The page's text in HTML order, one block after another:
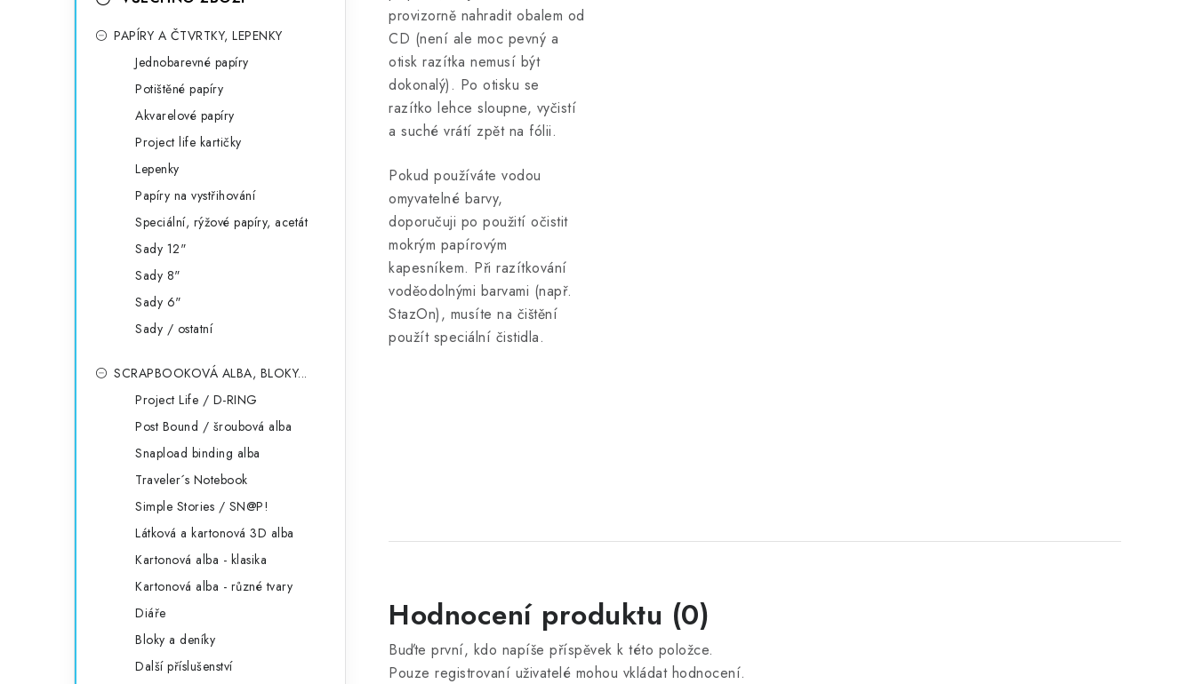
PAPÍRY A ČTVRTKY, LEPENKY
Jednobarevné papíry
Potištěné papíry
Akvarelové papíry
Project life kartičky
Lepenky
Papíry na vystřihování
Speciální, rýžové papíry, acetát
Sady 12"
Sady 8"
Sady 6"
Sady / ostatní
SCRAPBOOKOVÁ ALBA, BLOKY...
Project Life / D-RING
Post Bound / šroubová alba
Snapload binding alba
Traveler´s Notebook
Simple Stories / SN@P!
Látková a kartonová 3D alba
Kartonová alba - klasika
Kartonová alba - různé tvary
Diáře
Bloky a deníky
Další příslušenství
provizorně nahradit obalem od
CD (není ale moc pevný a
otisk razítka nemusí být
dokonalý). Po otisku se
razítko lehce sloupne, vyčistí
a suché vrátí zpět na fólii.
Pokud používáte vodou
omyvatelné barvy,
doporučuji po použití očistit
mokrým papírovým
kapesníkem. Při razítkování
voděodolnými barvami (např.
StazOn), musíte na čištění
použít speciální čistidla.
Hodnocení produktu (0)
Buďte první, kdo napíše příspěvek k této položce.
Pouze registrovaní uživatelé mohou vkládat hodnocení.